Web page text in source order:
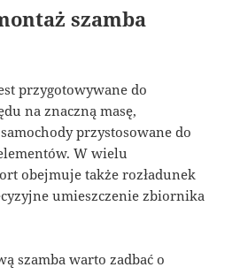
szamba
przygotowywane do
na znaczną masę,
przystosowane do
W wielu
obejmuje także rozładunek
umieszczenie zbiornika
szamba warto zadbać o